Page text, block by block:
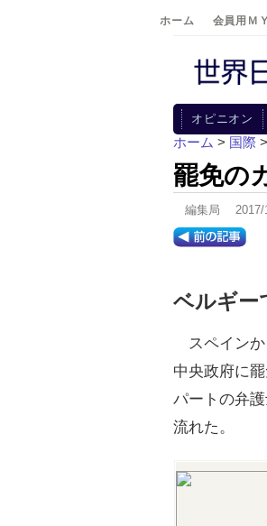
ホーム 会員用Ｍ
オピニオン
ホーム > 国際 >
罷免の
編集局
ベルギー
スペインか
中央政府に
パートの弁
流れた。